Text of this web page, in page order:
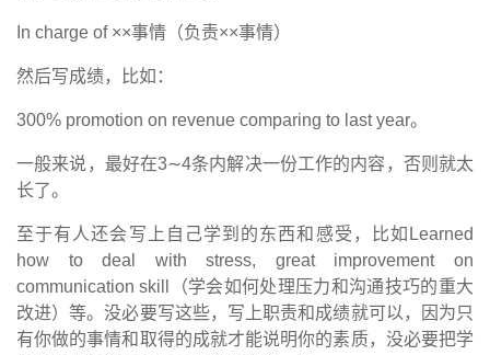
In charge of ××事情（负责××事情）
然后写成绩，比如：
300% promotion on revenue comparing to last year。
一般来说，最好在3∼4条内解决一份工作的内容，否则就太
长了。
至于有人还会写上自己学到的东西和感受，比如 Learned
how to deal with stress, great improvement on
communication skill
（学会如何处理压力和沟通技巧的重大
改进）等。没必要写这些，写上职责和成绩就可以，因为只
有你做的事情和取得的成就才能说明你的素质，没必要把学